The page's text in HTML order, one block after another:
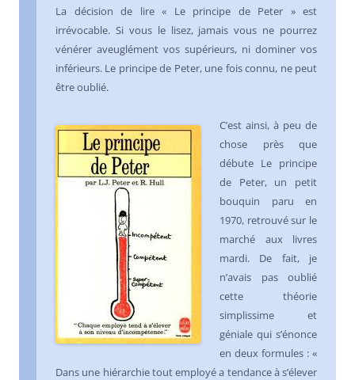
La décision de lire « Le principe de Peter » est
irrévocable. Si vous le lisez, jamais vous ne pourrez
vénérer aveuglément vos supérieurs, ni dominer vos
inférieurs. Le principe de Peter, une fois connu, ne peut
être oublié.
C’est ainsi, à peu de
chose près que
débute Le principe
de Peter, un petit
bouquin paru en
1970, retrouvé sur le
marché aux livres
mardi. De fait, je
n’avais pas oublié
cette théorie
simplissime et
géniale qui s’énonce
en deux formules : «
Dans une hiérarchie tout employé a tendance à s’élever